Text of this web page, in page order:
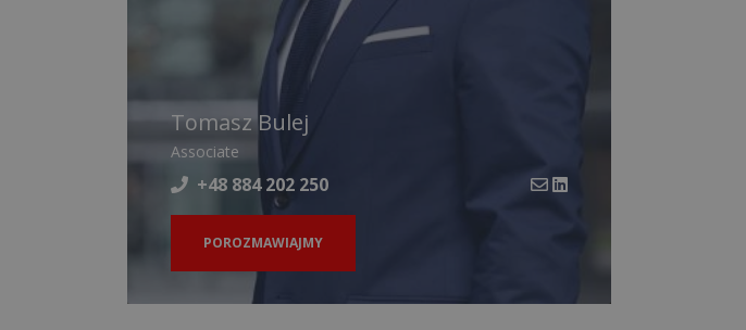
Tomasz Bulej
Associate
+48 884 202 250
POROZMAWIAJMY